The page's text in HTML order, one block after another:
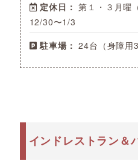
定休日： 第１・３月曜
12/30〜1/3
駐車場： 24台（身障用3
インドレストラン＆